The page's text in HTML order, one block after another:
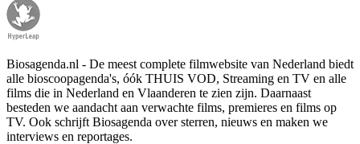
Biosagenda.nl - De meest complete filmwebsite van Nederland biedt
alle bioscoopagenda's, óók THUIS VOD, Streaming en TV en alle
films die in Nederland en Vlaanderen te zien zijn. Daarnaast
besteden we aandacht aan verwachte films, premieres en films op
TV. Ook schrijft Biosagenda over sterren, nieuws en maken we
interviews en reportages.